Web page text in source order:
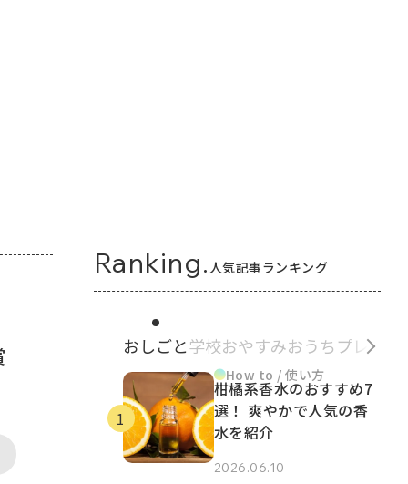
Ranking. 人気記事ランキング
おしごと学校おやすみおうち プレゼン
How to / 使い方
柑橘系香水のおすすめ7
選！ 爽やかで人気の香
水を紹介
2026.06.10